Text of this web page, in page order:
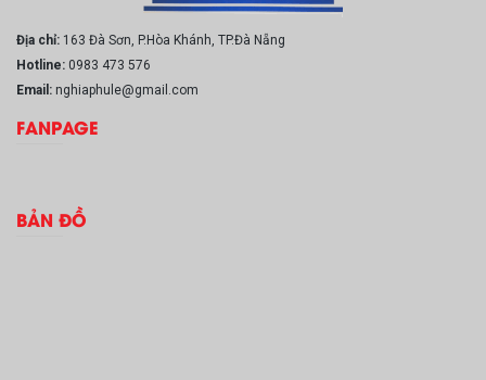
Địa chỉ: 163 Đà Sơn, P.Hòa Khánh, TP.Đà Nẵng
Hotline: 0983 473 576
Email: nghiaphule@gmail.com
FANPAGE
BẢN ĐỒ